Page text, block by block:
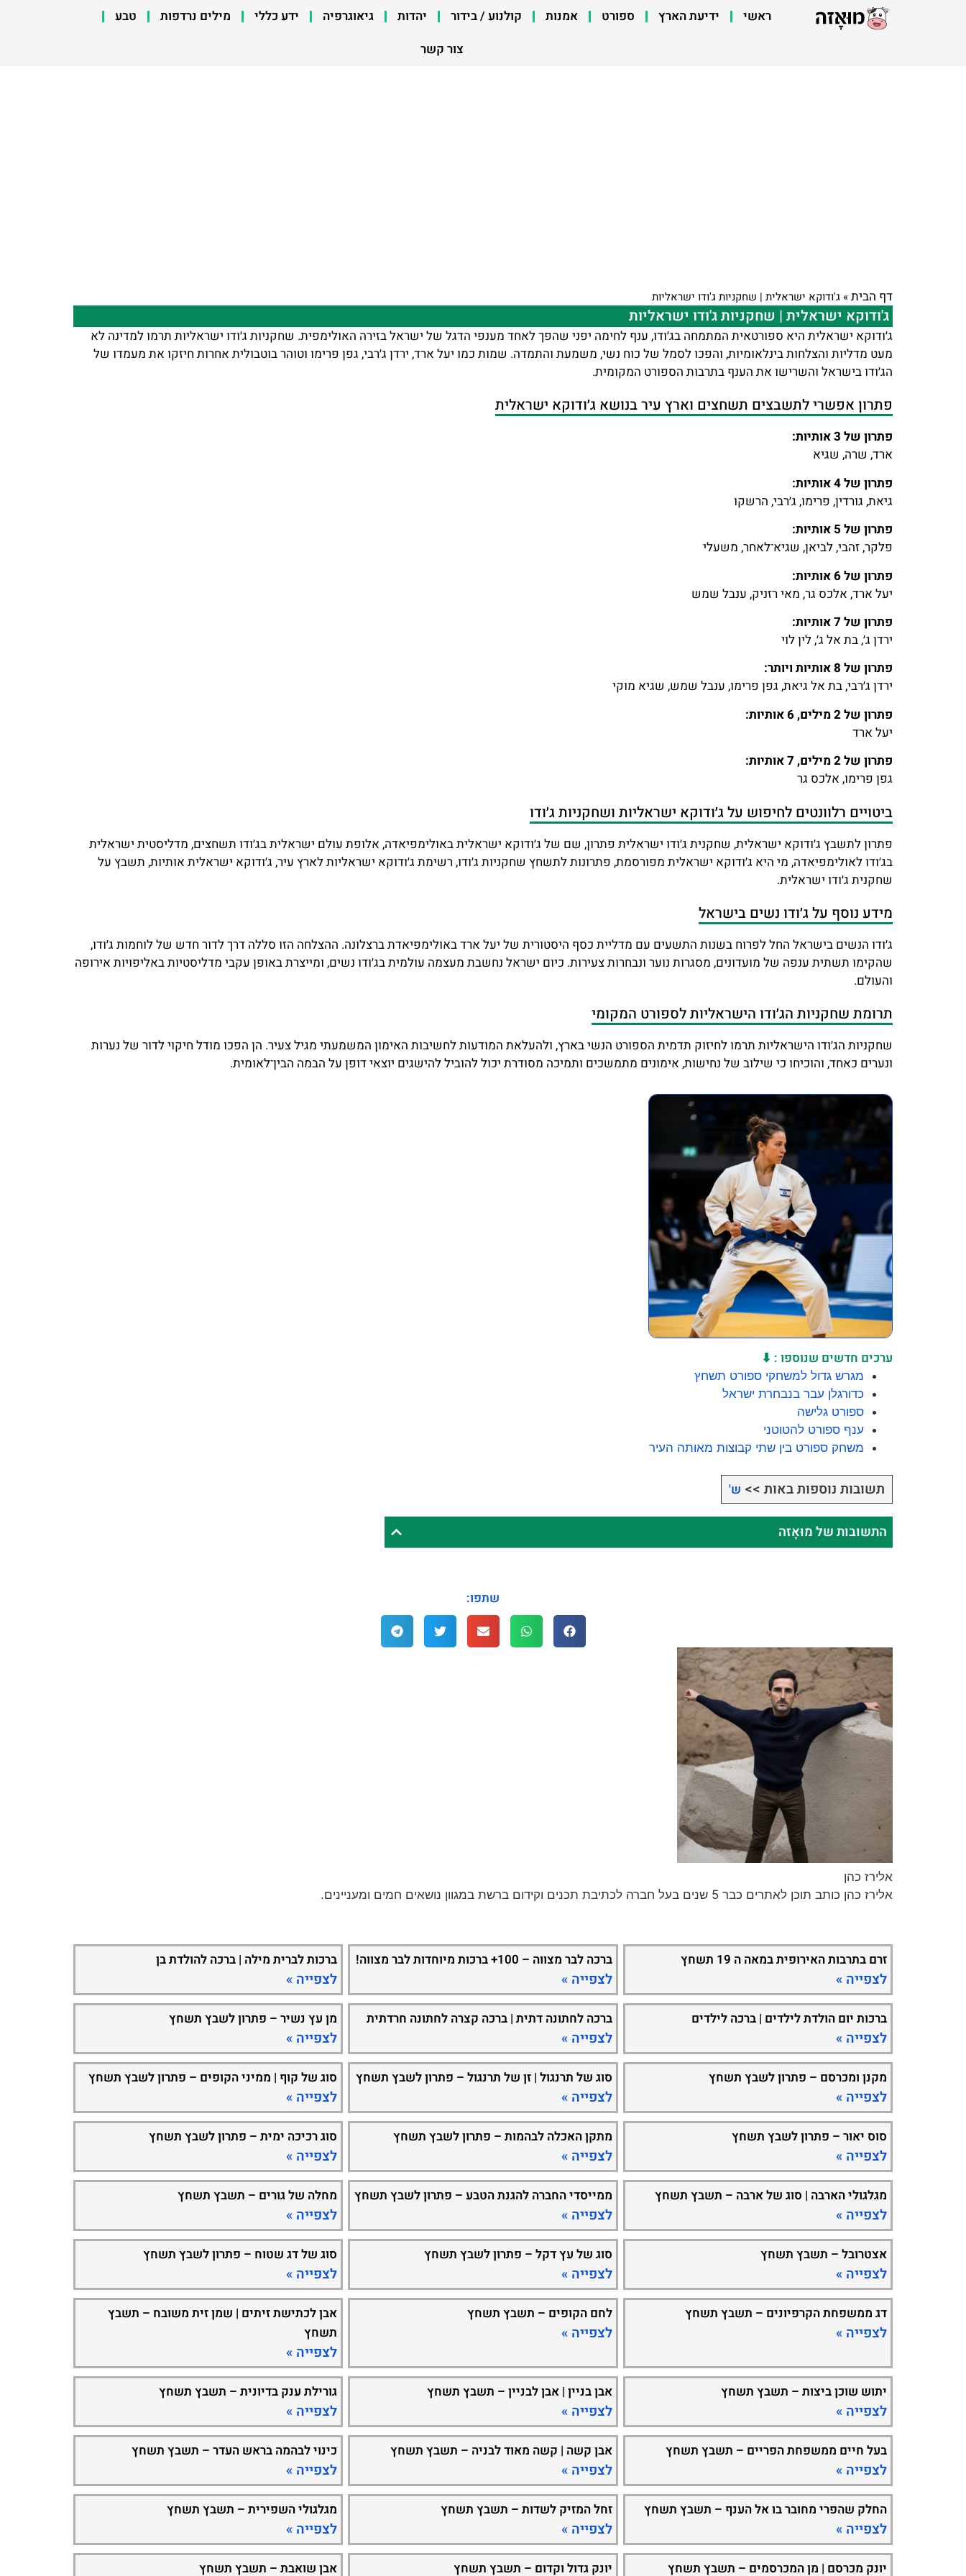
ראשי ידיעת הארץ ספורט אמנות קולנוע / בידור יהדות גיאוגרפיה ידע כללי מילים נרדפות
טבע
צור קשר
דף הבית» ג'ודוקא ישראלית | שחקניות ג'ודו ישראליות
ג'ודוקא ישראלית | שחקניות ג'ודו ישראליות
ג׳ודוקא ישראלית היא ספורטאית המתמחה בג׳ודו, ענף לחימה יפני שהפך לאחד מענפי הדגל של ישראל בזירה האולימפית. שחקניות ג׳ודו ישראליות תרמו למדינה לא
מעט מדליות והצלחות בינלאומיות, והפכו לסמל של כוח נשי, משמעת והתמדה. שמות כמו יעל ארד, ירדן ג׳רבי, גפן פרימו וטוהר בוטבולית אחרות חיזקו את מעמדו של
הג׳ודו בישראל והשרישו את הענף בתרבות הספורט המקומית.
פתרון אפשרי לתשבצים תשחצים וארץ עיר בנושא ג׳ודוקא ישראלית
פתרון של 3 אותיות:
ארד, שרה, שגיא
פתרון של 4 אותיות:
גיאת, גורדין, פרימו, ג׳רבי, הרשקו
פתרון של 5 אותיות:
פלקר, זהבי, לביאן, שגיא־לאחר, משעלי
פתרון של 6 אותיות:
יעל ארד, אלכס גר, מאי רזניק, ענבל שמש
פתרון של 7 אותיות:
ירדן ג׳, בת אל ג׳, לין לוי
פתרון של 8 אותיות ויותר:
ירדן ג׳רבי, בת אל גיאת, גפן פרימו, ענבל שמש, שגיא מוקי
פתרון של 2 מילים, 6 אותיות:
יעל ארד
פתרון של 2 מילים, 7 אותיות:
גפן פרימו, אלכס גר
ביטויים רלוונטים לחיפוש על ג׳ודוקא ישראליות ושחקניות ג׳ודו
פתרון לתשבץ ג׳ודוקא ישראלית, שחקנית ג׳ודו ישראלית פתרון, שם של ג׳ודוקא ישראלית באולימפיאדה, אלופת עולם ישראלית בג׳ודו תשחצים, מדליסטית ישראלית
בג׳ודו לאולימפיאדה, מי היא ג׳ודוקא ישראלית מפורסמת, פתרונות לתשחץ שחקניות ג׳ודו, רשימת ג׳ודוקא ישראליות לארץ עיר, ג׳ודוקא ישראלית אותיות, תשבץ על
שחקנית ג׳ודו ישראלית.
מידע נוסף על ג׳ודו נשים בישראל
ג׳ודו הנשים בישראל החל לפרוח בשנות התשעים עם מדליית כסף היסטורית של יעל ארד באולימפיאדת ברצלונה. ההצלחה הזו סללה דרך לדור חדש של לוחמות ג׳ודו,
שהקימו תשתית ענפה של מועדונים, מסגרות נוער ונבחרות צעירות. כיום ישראל נחשבת מעצמה עולמית בג׳ודו נשים, ומייצרת באופן עקבי מדליסטיות באליפויות אירופה
והעולם.
תרומת שחקניות הג׳ודו הישראליות לספורט המקומי
שחקניות הג׳ודו הישראליות תרמו לחיזוק תדמית הספורט הנשי בארץ, ולהעלאת המודעות לחשיבות האימון המשמעתי מגיל צעיר. הן הפכו מודל חיקוי לדור של נערות
ונערים כאחד, והוכיחו כי שילוב של נחישות, אימונים מתמשכים ותמיכה מסודרת יכול להוביל להישגים יוצאי דופן על הבמה הבין־לאומית.
ערכים חדשים שנוספו : ⬇
מגרש גדול למשחקי ספורט תשחץ
כדורגלן עבר בנבחרת ישראל
ספורט גלישה
ענף ספורט להטוטני
משחק ספורט בין שתי קבוצות מאותה העיר
תשובות נוספות באות >> ש'
התשובות של מוּאָזה
שתפו:
אלירז כהן
אלירז כהן כותב תוכן לאתרים כבר 5 שנים בעל חברה לכתיבת תכנים וקידום ברשת במגוון נושאים חמים ומעניינים.
זרם בתרבות האירופית במאה ה 19 תשחץ
לצפייה »
ברכה לבר מצווה – 100+ ברכות מיוחדות לבר מצווה!
לצפייה »
ברכות לברית מילה | ברכה להולדת בן
לצפייה »
ברכות יום הולדת לילדים | ברכה לילדים
לצפייה »
ברכה לחתונה דתית | ברכה קצרה לחתונה חרדתית
לצפייה »
מן עץ נשיר – פתרון לשבץ תשחץ
לצפייה »
מקנן ומכרסם – פתרון לשבץ תשחץ
לצפייה »
סוג של תרנגול | זן של תרנגול – פתרון לשבץ תשחץ
לצפייה »
סוג של קוף | ממיני הקופים – פתרון לשבץ תשחץ
לצפייה »
סוס יאור – פתרון לשבץ תשחץ
לצפייה »
מתקן האכלה לבהמות – פתרון לשבץ תשחץ
לצפייה »
סוג רכיכה ימית – פתרון לשבץ תשחץ
לצפייה »
מגלגולי הארבה | סוג של ארבה – תשבץ תשחץ
לצפייה »
ממייסדי החברה להגנת הטבע – פתרון לשבץ תשחץ
לצפייה »
מחלה של גורים – תשבץ תשחץ
לצפייה »
אצטרובל – תשבץ תשחץ
לצפייה »
סוג של עץ דקל – פתרון לשבץ תשחץ
לצפייה »
סוג של דג שטוח – פתרון לשבץ תשחץ
לצפייה »
דג ממשפחת הקרפיונים – תשבץ תשחץ
לצפייה »
לחם הקופים – תשבץ תשחץ
לצפייה »
אבן לכתישת זיתים | שמן זית משובח – תשבץ
תשחץ
לצפייה »
יתוש שוכן ביצות – תשבץ תשחץ
לצפייה »
אבן בניין | אבן לבניין – תשבץ תשחץ
לצפייה »
גורילת ענק בדיונית – תשבץ תשחץ
לצפייה »
בעל חיים ממשפחת הפריים – תשבץ תשחץ
לצפייה »
אבן קשה | קשה מאוד לבניה – תשבץ תשחץ
לצפייה »
כינוי לבהמה בראש העדר – תשבץ תשחץ
לצפייה »
החלק שהפרי מחובר בו אל הענף – תשבץ תשחץ
לצפייה »
זחל המזיק לשדות – תשבץ תשחץ
לצפייה »
מגלגולי השפירית – תשבץ תשחץ
לצפייה »
יונק מכרסם | מן המכרסמים – תשבץ תשחץ יונק גדול וקדום – תשבץ תשחץ אבן שואבת – תשבץ תשחץ